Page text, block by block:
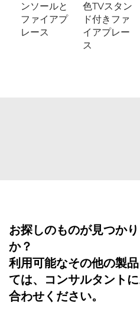
ンソールと
ファイアプ
レース
色TVスタン
ド付きファ
イアプレー
ス
お探しのものが見つか
か？
利用可能なその他の製
ては、コンサルタント
合わせください。